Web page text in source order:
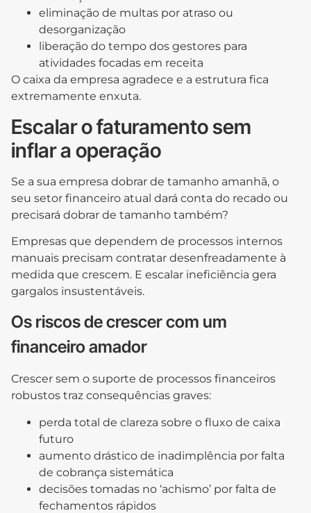
eliminação de multas por atraso ou
desorganização
liberação do tempo dos gestores para
atividades focadas em receita
O caixa da empresa agradece e a estrutura fica
extremamente enxuta.
Escalar o faturamento sem
inflar a operação
Se a sua empresa dobrar de tamanho amanhã, o
seu setor financeiro atual dará conta do recado ou
precisará dobrar de tamanho também?
Empresas que dependem de processos internos
manuais precisam contratar desenfreadamente à
medida que crescem. E escalar ineficiência gera
gargalos insustentáveis.
Os riscos de crescer com um
financeiro amador
Crescer sem o suporte de processos financeiros
robustos traz consequências graves:
perda total de clareza sobre o fluxo de caixa
futuro
aumento drástico de inadimplência por falta
de cobrança sistemática
decisões tomadas no ‘achismo’ por falta de
fechamentos rápidos